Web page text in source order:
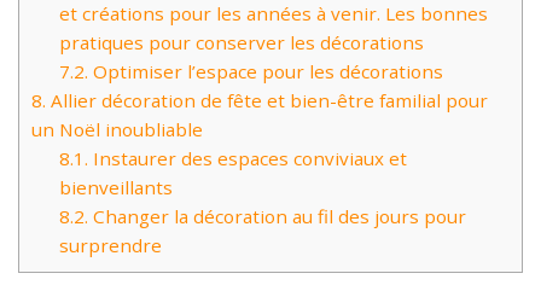
et créations pour les années à venir. Les bonnes
pratiques pour conserver les décorations
7.2. Optimiser l’espace pour les décorations
8. Allier décoration de fête et bien-être familial pour
un Noël inoubliable
8.1. Instaurer des espaces conviviaux et
bienveillants
8.2. Changer la décoration au fil des jours pour
surprendre